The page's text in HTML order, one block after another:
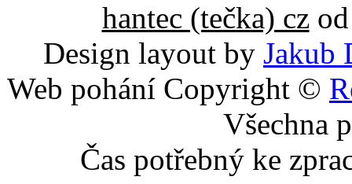
hantec (tečka) czod
Design layout by Jakub
Web pohání Copyright ©
Všechna
Čas potřebný ke